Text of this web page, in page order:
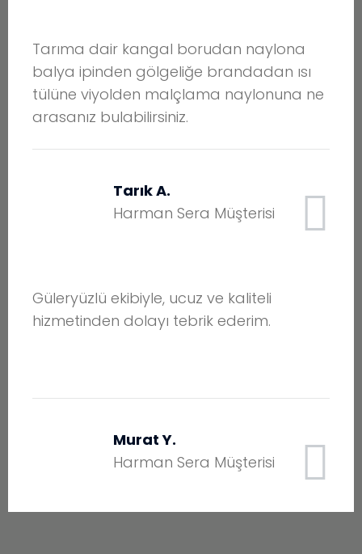
Tarıma dair kangal borudan naylona
balya ipinden gölgeliğe brandadan ısı
tülüne viyolden malçlama naylonuna ne
arasanız bulabilirsiniz.
Tarık A.
Harman Sera Müşterisi
Güleryüzlü ekibiyle, ucuz ve kaliteli
hizmetinden dolayı tebrik ederim.
Murat Y.
Harman Sera Müşterisi